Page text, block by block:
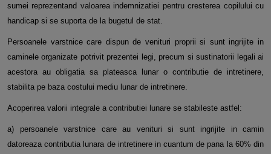
sumei reprezentand valoarea indemnizatiei pentru cresterea copilului cu
handicap si se suporta de la bugetul de stat.
Persoanele varstnice care dispun de venituri proprii si sunt ingrijite in
caminele organizate potrivit prezentei legi, precum si sustinatorii legali ai
acestora au obligatia sa plateasca lunar o contributie de intretinere,
stabilita pe baza costului mediu lunar de intretinere.
Acoperirea valorii integrale a contributiei lunare se stabileste astfel:
a) persoanele varstnice care au venituri si sunt ingrijite in camin
datoreaza contributia lunara de intretinere in cuantum de pana la 60% din